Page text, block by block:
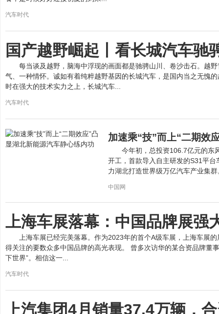
汽车时代
国产越野崛起丨看长城汽车驰
每当谈及越野，脑海中浮现的画面都是驰骋山川、卷沙击石。越
气、一种情怀。诚如有着纯粹越野基因的长城汽车，是国内当之无愧
时在强大的技术实力之上，长城汽车...
汽车时代
加速乘“技”而上“二期效
今年初，总投资106.7亿元的东
开工，首款导入自主研发的S31平
力湖北打造世界级万亿汽车产业集
中国网
上海车展落幕：中国品牌展强
上海车展已经完美落幕。作为2023年的首个A级车展，上海车展
得关注的要数众多中国品牌的高光表现。 曾多次访华的某合资品牌董
下世界”。相信这一...
汽车时代
上汽集团4月销量37.4万辆，